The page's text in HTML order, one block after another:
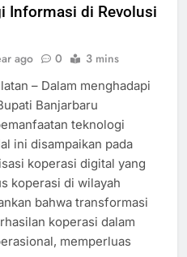
Informasi di Revolusi
ago 0 3 mins
– Dalam menghadapi
Banjarbaru
teknologi
ini disampaikan pada
koperasi digital yang
koperasi di wilayah
bahwa transformasi
koperasi dalam
memperluas